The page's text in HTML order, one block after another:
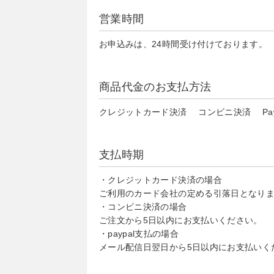
営業時間
お申込みは、24時間受け付けております。
商品代金のお支払方法
クレジットカード決済 コンビニ決済
支払時期
・クレジットカード決済の場合
ご利用のカード会社の定める引落日となりま
・コンビニ決済の場合
ご注文から5日以内にお支払いください。
・paypal支払の場合
メール配信日翌日から5日以内にお支払いく